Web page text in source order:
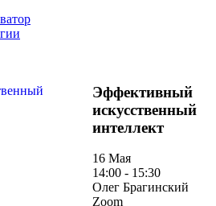
Эффективный
искусственный
интеллект
16 Мая
14:00 - 15:30
Олег Брагинский
Zoom